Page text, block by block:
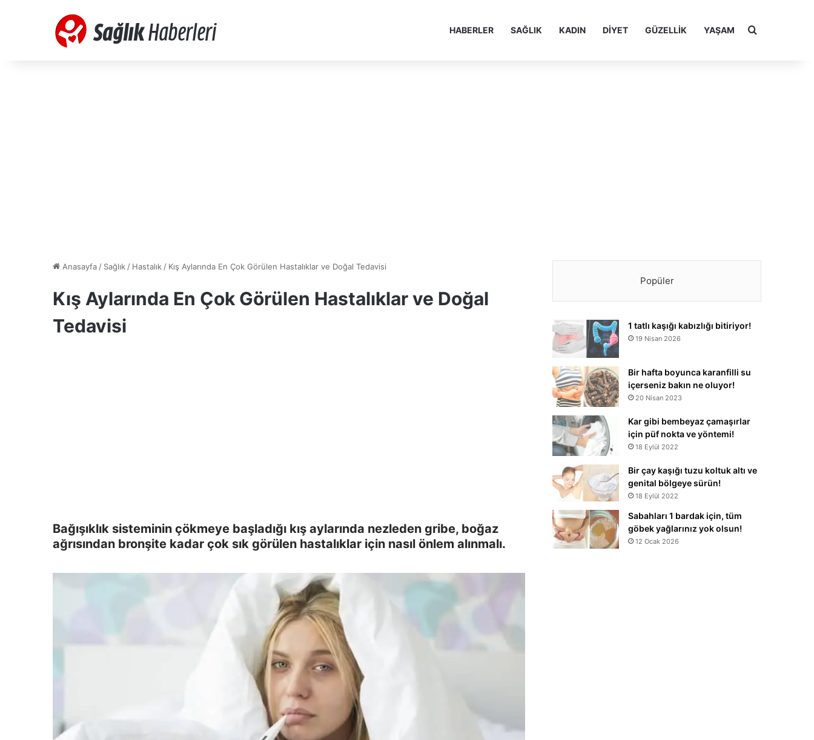
HABERLER SAĞLIK KADIN DIYET GÜZELLIK YAŞAM Arama yap
Anasayfa / Sağlık / Hastalık / Kış Aylarında En Çok Görülen Hastalıklar ve Doğal Tedavisi
Kış Aylarında En Çok Görülen Hastalıklar ve Doğal
Tedavisi
Bağışıklık sisteminin çökmeye başladığı kış aylarında nezleden gribe, boğaz
ağrısından bronşite kadar çok sık görülen hastalıklar için nasıl önlem alınmalı.
Popüler
1 tatlı kaşığı kabızlığı bitiriyor!
19 Nisan 2026
Bir hafta boyunca karanfilli su
içerseniz bakın ne oluyor!
20 Nisan 2023
Kar gibi bembeyaz çamaşırlar
için püf nokta ve yöntemi!
18 Eylül 2022
Bir çay kaşığı tuzu koltuk altı ve
genital bölgeye sürün!
18 Eylül 2022
Sabahları 1 bardak için, tüm
göbek yağlarınız yok olsun!
12 Ocak 2026